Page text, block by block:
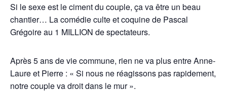
Si le sexe est le ciment du couple, ça va être un beau
chantier… La comédie culte et coquine de Pascal
Grégoire au 1 MILLION de spectateurs.
Après 5 ans de vie commune, rien ne va plus entre Anne-
Laure et Pierre : « Si nous ne réagissons pas rapidement,
notre couple va droit dans le mur ».